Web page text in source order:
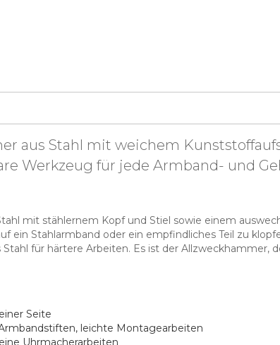
aus Stahl mit weichem
Werkzeug für jede Armband- und
mit stählernem Kopf und Stiel sowie einem
ein Stahlarmband oder ein empfindliches Teil zu
für härtere Arbeiten. Es ist der Allzweckhammer,
Seite
leichte Montagearbeiten
Uhrmacherarbeiten